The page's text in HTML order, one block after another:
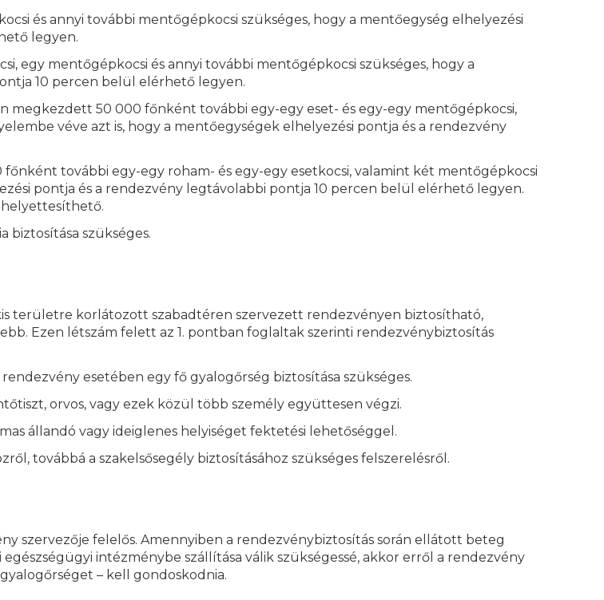
és annyi további mentőgépkocsi szükséges, hogy a mentőegység elhelyezési
legyen.
egy mentőgépkocsi és annyi további mentőgépkocsi szükséges, hogy a
10 percen belül elérhető legyen.
megkezdett 50 000 főnként további egy-egy eset- és egy-egy mentőgépkocsi,
véve azt is, hogy a mentőegységek elhelyezési pontja és a rendezvény
további egy-egy roham- és egy-egy esetkocsi, valamint két mentőgépkocsi
pontja és a rendezvény legtávolabbi pontja 10 percen belül elérhető legyen.
helyettesíthető.
biztosítása szükséges.
területre korlátozott szabadtéren szervezett rendezvényen biztosítható,
Ezen létszám felett az 1. pontban foglaltak szerinti rendezvénybiztosítás
esetében egy fő gyalogőrség biztosítása szükséges.
orvos, vagy ezek közül több személy együttesen végzi.
állandó vagy ideiglenes helyiséget fektetési lehetőséggel.
továbbá a szakelsősegély biztosításához szükséges felszerelésről.
szervezője felelős. Amennyiben a rendezvénybiztosítás során ellátott beteg
intézménybe szállítása válik szükségessé, akkor erről a rendezvény
– kell gondoskodnia.